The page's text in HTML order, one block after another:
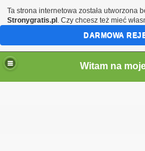
Ta strona internetowa została utworzona
Stronygratis.pl . Czy chcesz też mieć
DARMOWA